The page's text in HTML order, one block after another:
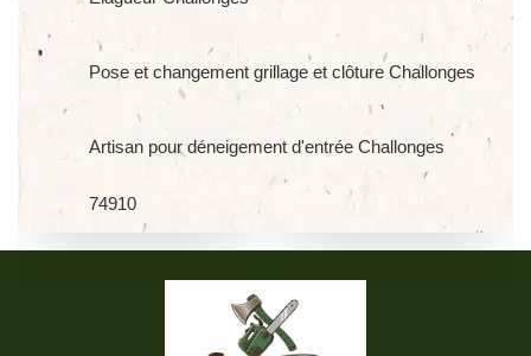
Pose et changement grillage et clôture Challonges
Artisan pour déneigement d'entrée Challonges
74910